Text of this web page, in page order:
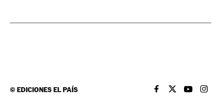
©EDICIONES EL PAÍS EL PAÍS BRASIL EN
EL PAÍSEL PAÍS
EL